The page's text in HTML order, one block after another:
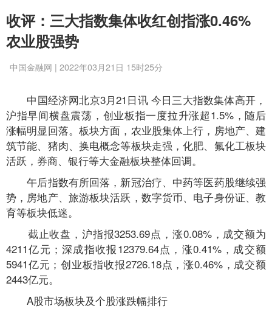
收评：三大指数集体收红创指涨0.46%
农业股强势
中国金融网 | 2022年03月21日 15时25分
中国经济网北京3月21日讯 今日三大指数集体高开，
沪指早间横盘震荡，创业板指一度拉升涨超1.5%，随后
涨幅明显回落。板块方面，农业股集体上行，房地产、建
筑节能、猪肉、换电概念等板块走强，化肥、氟化工板块
活跃，券商、银行等大金融板块整体回调。
午后指数有所回落，新冠治疗、中药等医药股继续强
势，房地产、旅游板块活跃，数字货币、电子身份证、教
育等板块低迷。
截止收盘，沪指报3253.69点，涨0.08%，成交额为
4211亿元；深成指收报12379.64点，涨0.41%，成交额
5941亿元；创业板指收报2726.18点，涨0.46%，成交额
2443亿元。
A股市场板块及个股涨跌幅排行